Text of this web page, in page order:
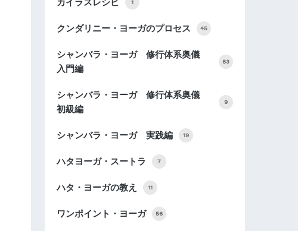
カイラスレシピ 1
クンダリニー・ヨーガのプロセス 45
シャンバラ・ヨーガ 修行体系奥儀
入門編
83
シャンバラ・ヨーガ 修行体系奥儀
初級編
9
シャンバラ・ヨーガ 実践編 19
ハタヨーガ・スートラ 7
ハタ・ヨーガの教え 11
ワンポイント・ヨーガ 56